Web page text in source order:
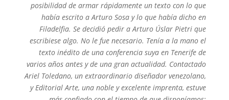
posibilidad de armar rápidamente un texto con lo que
había escrito a Arturo Sosa y lo que había dicho en
Filadelfia. Se decidió pedir a Arturo Úslar Pietri que
escribiese algo. No le fue necesario. Tenía a la mano el
texto inédito de una conferencia suya en Tenerife de
varios años antes y de una gran actualidad. Contactado
Ariel Toledano, un extraordinario diseñador venezolano,
y Editorial Arte, una noble y excelente imprenta, estuve